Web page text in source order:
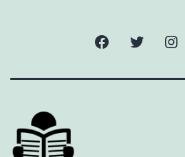
FacebookTwitter